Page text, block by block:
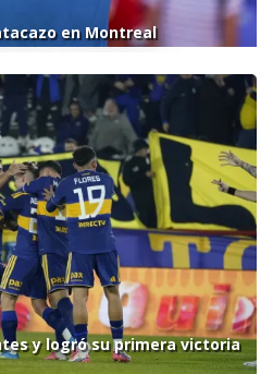
en Montreal
y logró su primera victoria